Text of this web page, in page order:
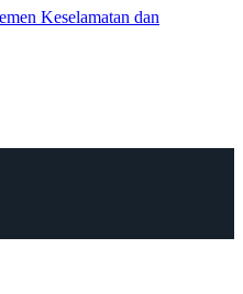
Keselamatan dan